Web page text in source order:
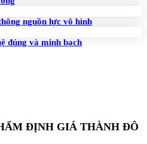
nguồn lực vô hình
đúng và minh bạch
ĐỊNH GIÁ THÀNH ĐÔ